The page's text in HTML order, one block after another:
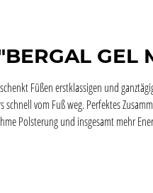
GEL
Füßen erstklassigen und
vom Fuß weg. Perfektes
Polsterung und insgesamt mehr